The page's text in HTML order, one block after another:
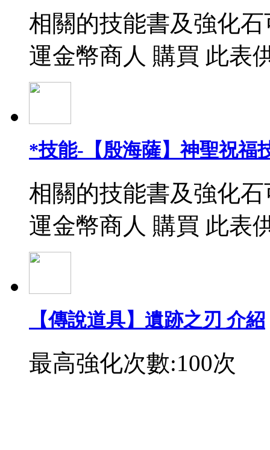
相關的技能書及強化
運金幣商人 購買 此表
*技能-【殷海薩】神聖祝福
相關的技能書及強化
運金幣商人 購買 此表
【傳說道具】遺跡之刃 介紹
最高強化次數:100次